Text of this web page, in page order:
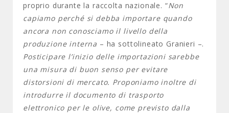
proprio durante la raccolta nazionale. “Non
capiamo perché si debba importare quando
ancora non conosciamo il livello della
produzione interna – ha sottolineato Granieri –.
Posticipare l’inizio delle importazioni sarebbe
una misura di buon senso per evitare
distorsioni di mercato. Proponiamo inoltre di
introdurre il documento di trasporto
elettronico per le olive, come previsto dalla